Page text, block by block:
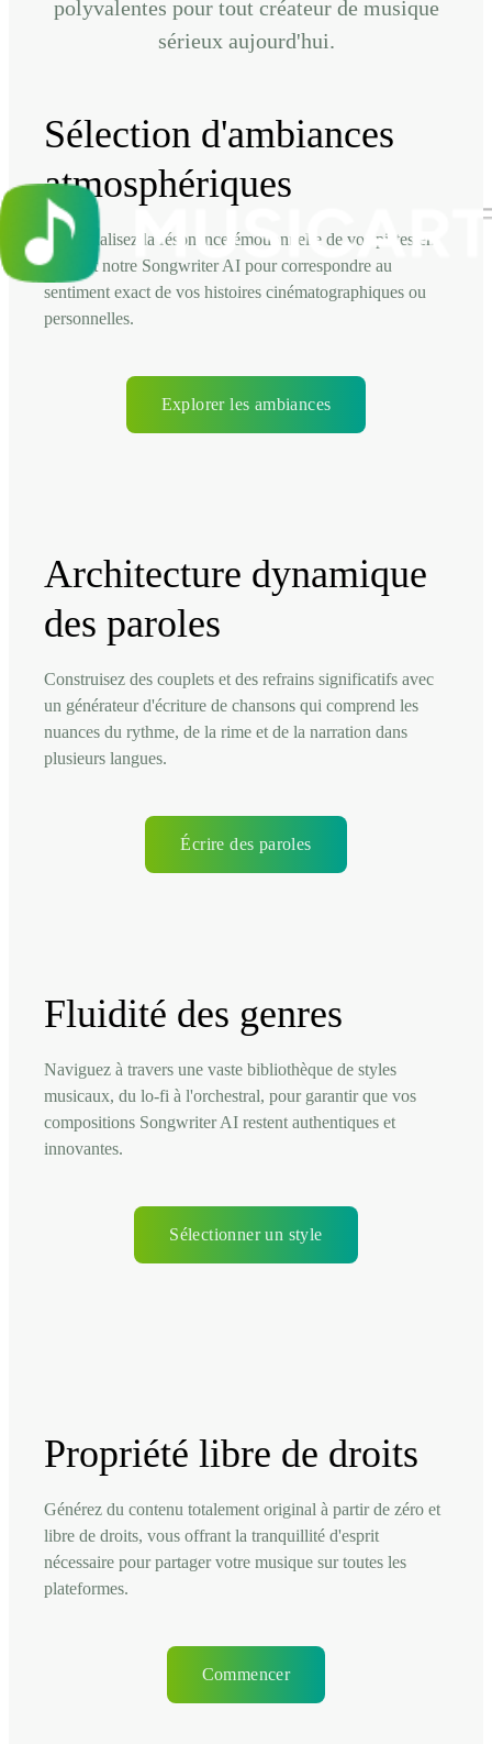
polyvalentes pour tout créateur de musique
sérieux aujourd'hui.
Sélection d'ambiances
atmosphériques
Personnalisez la résonance émotionnelle de vos pistes en
utilisant notre Songwriter AI pour correspondre au
sentiment exact de vos histoires cinématographiques ou
personnelles.
Explorer les ambiances
Architecture dynamique
des paroles
Construisez des couplets et des refrains significatifs avec
un générateur d'écriture de chansons qui comprend les
nuances du rythme, de la rime et de la narration dans
plusieurs langues.
Écrire des paroles
Fluidité des genres
Naviguez à travers une vaste bibliothèque de styles
musicaux, du lo-fi à l'orchestral, pour garantir que vos
compositions Songwriter AI restent authentiques et
innovantes.
Sélectionner un style
Propriété libre de droits
Générez du contenu totalement original à partir de zéro et
libre de droits, vous offrant la tranquillité d'esprit
nécessaire pour partager votre musique sur toutes les
plateformes.
Commencer